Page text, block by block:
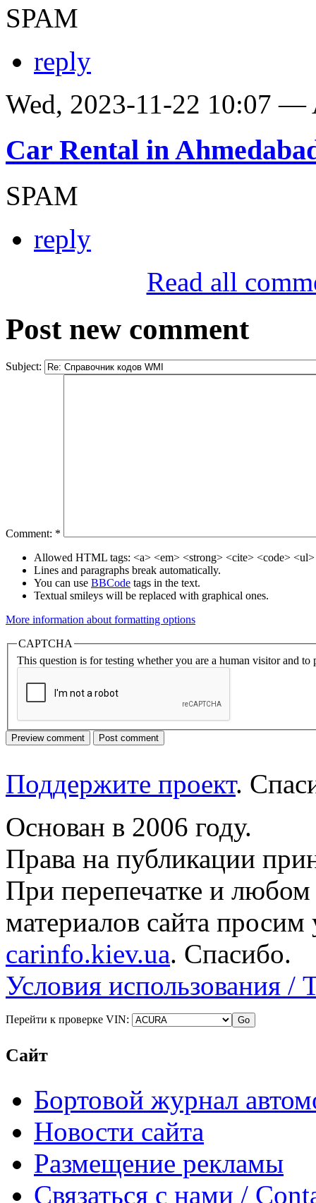
SPAM
reply
Wed, 2023-11-22 10:07 —
Car Rental in
SPAM
reply
Read all
Post new comment
Subject:
Comment: *
Allowed HTML tags: <a> <em> <strong> <cite> <code>
Lines and paragraphs break automatically.
You can use BBCode tags in the text.
Textual smileys will be replaced with graphical ones.
More information about formatting options
CAPTCHA
This question is for testing whether you are a human visitor and to
Поддержите проект.
Основан в 2006 году.
Права на публикации
При перепечатке и
материалов сайта просим
carinfo.kiev.ua. Спасибо.
Условия использования /
Перейти к проверке VIN:
Сайт
Бортовой журнал
Новости сайта
Размещение рекламы
Связаться с нами /